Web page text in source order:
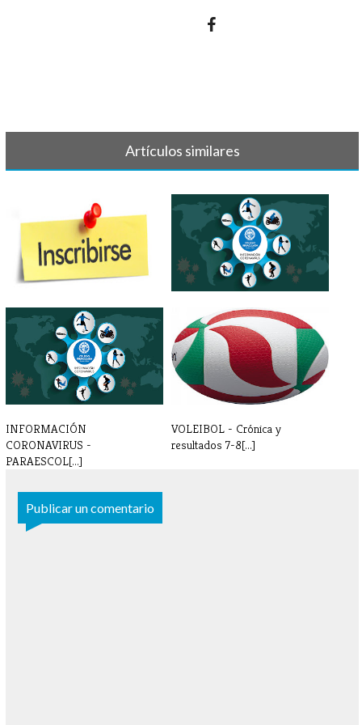
Artículos similares
INSCRIPCIONES
PARAESCOLARES 2022 - [...]
IMPORTANTE - SUSPENSIÓN
ACTIVIDADES[...]
INFORMACIÓN
CORONAVIRUS -
PARAESCOL[...]
VOLEIBOL - Crónica y
resultados 7-8[...]
Publicar un comentario